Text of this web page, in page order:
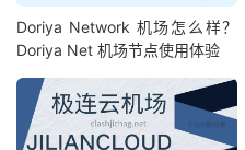
Doriya Network 机场怎么样？
Doriya Net 机场节点使用体验